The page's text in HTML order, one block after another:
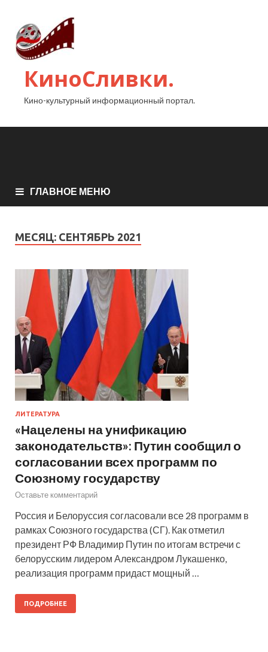
КиноСливки.
Кино-культурный информационный портал.
ГЛАВНОЕ МЕНЮ
МЕСЯЦ: СЕНТЯБРЬ 2021
ЛИТЕРАТУРА
«Нацелены на унификацию
законодательств»: Путин сообщил о
согласовании всех программ по
Союзному государству
Оставьте комментарий
Россия и Белоруссия согласовали все 28 программ в
рамках Союзного государства (СГ). Как отметил
президент РФ Владимир Путин по итогам встречи с
белорусским лидером Александром Лукашенко,
реализация программ придаст мощный …
ПОДРОБНЕЕ